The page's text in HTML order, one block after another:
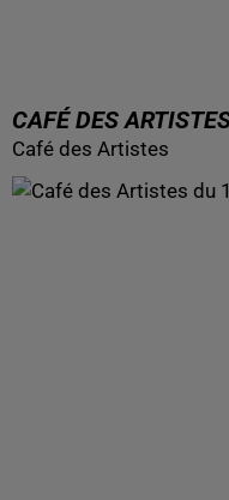
CAFÉ DES
Café des Artistes